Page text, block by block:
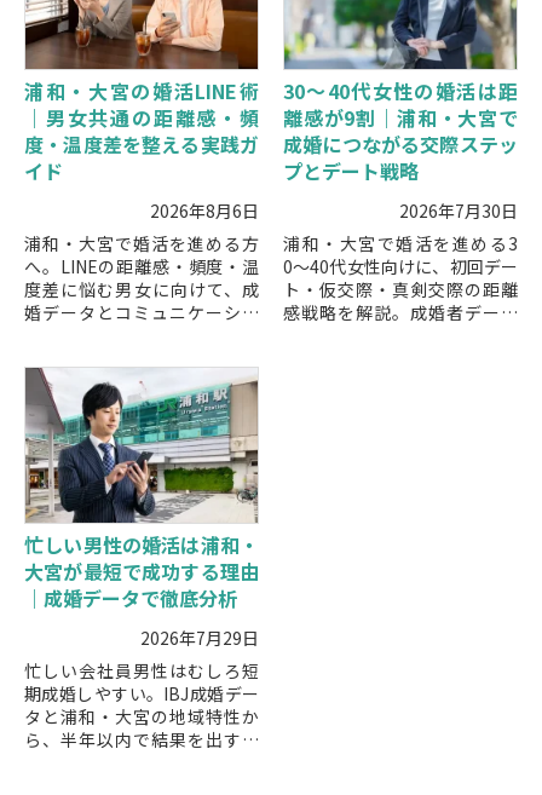
浦和・大宮の婚活LINE術
｜男女共通の距離感・頻
度・温度差を整える実践ガ
イド
2026年8月6日
浦和・大宮で婚活を進める方
へ。LINEの距離感・頻度・温
度差に悩む男女に向けて、成
婚データとコミュニケーショ
った進め方を解説します。
30〜40代女性の婚活は距
離感が9割｜浦和・大宮で
成婚につながる交際ステッ
プとデート戦略
2026年7月30日
浦和・大宮で婚活を進める3
0〜40代女性向けに、初回デー
ト・仮交際・真剣交際の距離
感戦略を解説。成婚者データ
忙しい男性の婚活は浦和・
大宮が最短で成功する理由
｜成婚データで徹底分析
2026年7月29日
忙しい会社員男性はむしろ短
期成婚しやすい。IBJ成婚デー
タと浦和・大宮の地域特性か
ら、半年以内で結果を出す最